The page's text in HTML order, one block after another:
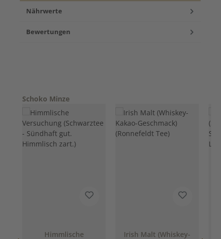
Nährwerte
Bewertungen
Produktgalerie überspringen
Schoko Minze
Himmlische
Irish Malt (Whiskey-